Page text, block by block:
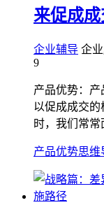
来促成成
企业辅导 企
9
产品优势：
以促成成交
时，我们常常
产品优势思维